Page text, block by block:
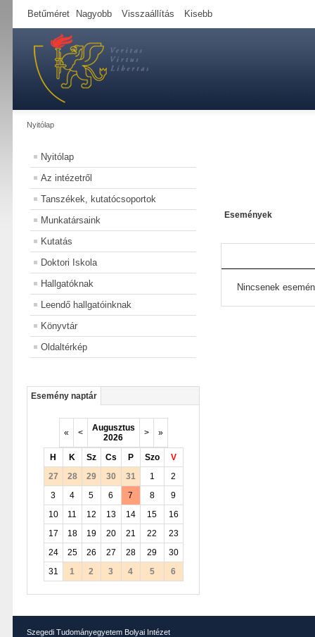
Betűméret Nagyobb Visszaállítás Kisebb
Nyitólap
Nyitólap
Az intézetről
Tanszékek, kutatócsoportok
Munkatársaink
Kutatás
Doktori Iskola
Hallgatóknak
Leendő hallgatóinknak
Könyvtár
Oldaltérkép
Esemény naptár
« <
Augusztus
2026
> »
H K Sz Cs P Szo
V
27
28 29 30 31 1
2
3
4 5 6 7 8
9
10
11 12 13 14 15
16
17
18 19 20 21 22
23
24
25 26 27 28 29
30
31
1 2 3 4 5 6
Események
Nincsenek
Szegedi Tudományegyetem Bolyai Intézet